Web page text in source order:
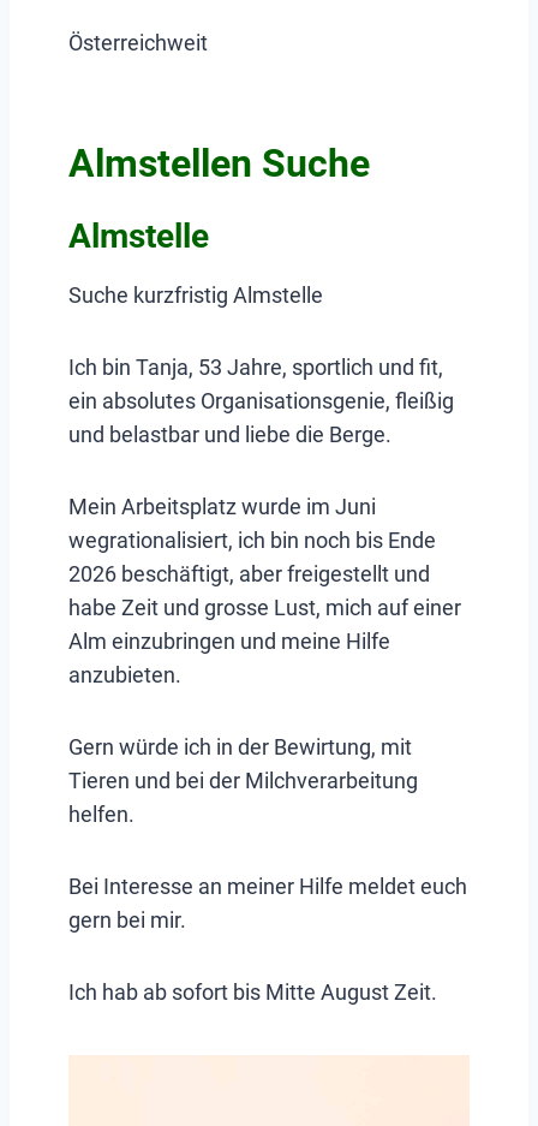
Österreichweit
Almstellen Suche
Almstelle
Suche kurzfristig Almstelle
Ich bin Tanja, 53 Jahre, sportlich und fit,
ein absolutes Organisationsgenie, fleißig
und belastbar und liebe die Berge.
Mein Arbeitsplatz wurde im Juni
wegrationalisiert, ich bin noch bis Ende
2026 beschäftigt, aber freigestellt und
habe Zeit und grosse Lust, mich auf einer
Alm einzubringen und meine Hilfe
anzubieten.
Gern würde ich in der Bewirtung, mit
Tieren und bei der Milchverarbeitung
helfen.
Bei Interesse an meiner Hilfe meldet euch
gern bei mir.
Ich hab ab sofort bis Mitte August Zeit.